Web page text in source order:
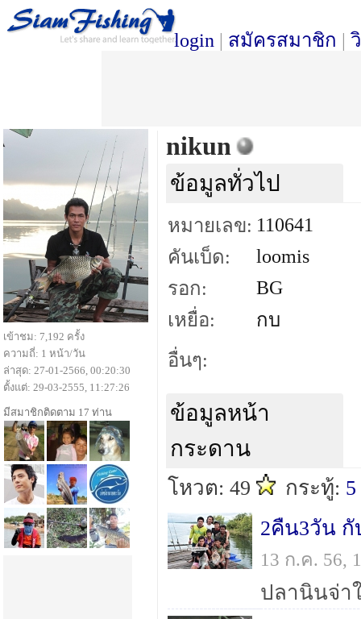
login | สมัครสมาชิก |
nikun
ข้อมูลทั่วไป
หมายเลข: 110641
คันเบ็ด:
loomis
รอก:
BG
เหยื่อ:
กบ
อื่นๆ:
ข้อมูลหน้า
กระดาน
โหวต: 49 กระทู้: 5
2คืน3วัน
13 ก.ค. 56,
ปลานินจ่า
เข้าชม: 7,192 ครั้ง
ความถี่: 1 หน้า/วัน
ล่าสุด: 27-01-2566, 00:20:30
ตั้งแต่: 29-03-2555, 11:27:26
มีสมาชิกติดตาม 17 ท่าน